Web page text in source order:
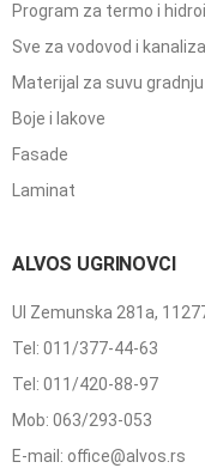
Program za termo i
Sve za vodovod i
Materijal za suvu gradnju
Boje i lakove
Fasade
Laminat
ALVOS UGRINOVCI
Ul Zemunska 281a,
Tel: 011/377-44-63
Tel: 011/420-88-97
Mob: 063/293-053
E-mail: office@alvos.rs